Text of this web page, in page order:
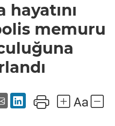
hayatını
memuru